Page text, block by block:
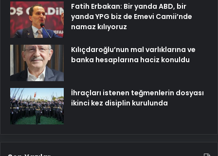
Fatih Erbakan: Bir yanda ABD, bir
yanda YPG biz de Emevi Camii’nde
namaz kılıyoruz
Kılıçdaroğlu’nun mal varlıklarına ve
banka hesaplarına haciz konuldu
İhraçları istenen teğmenlerin dosyası
ikinci kez disiplin kurulunda